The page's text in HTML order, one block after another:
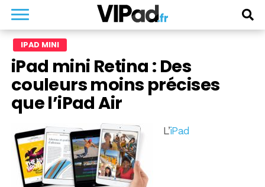
IPAD MINI
iPad mini Retina : Des
couleurs moins précises
que l’iPad Air
L’iPad